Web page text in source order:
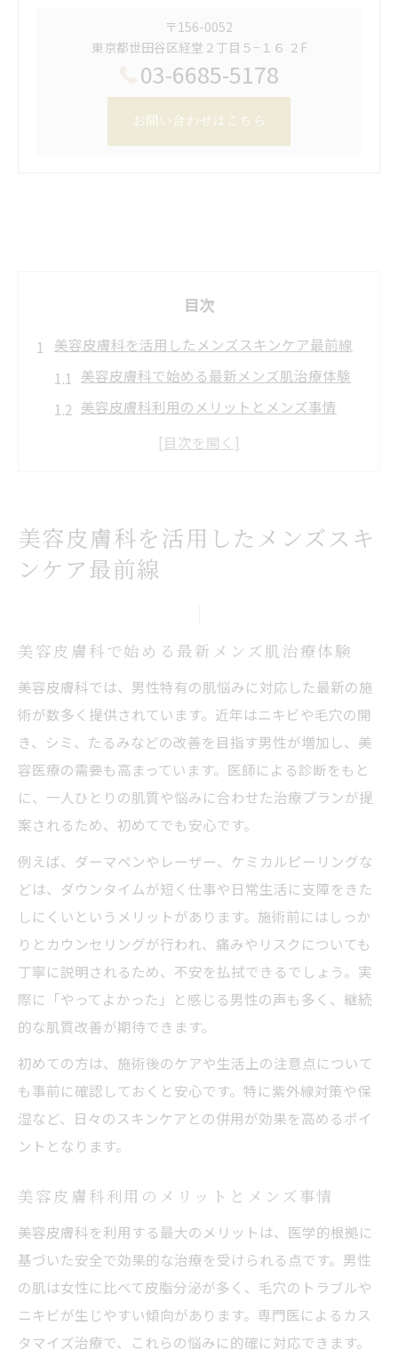
〒156-0052
東京都世田谷区経堂２丁目５−１６ ２F
03-6685-5178
お問い合わせはこちら
目次
美容皮膚科を活用したメンズスキンケア最前線
美容皮膚科で始める最新メンズ肌治療体験
美容皮膚科利用のメリットとメンズ事情
美容皮膚科が注目されるメンズスキンケア
美容皮膚科で叶う男の肌トラブル改善術
男の肌トラブル改善に美容皮膚科が選ばれる理
美容皮膚科がメンズ肌悩みに強い根拠とは
美容皮膚科でシミやくすみを改善できる理
由
美容皮膚科で男性が安心して通える工夫
メンズにおすすめの美容皮膚科治療内容
施術初心者も安心できるメンズ美容皮膚科入門
美容皮膚科初体験の男性に必要なポイント
施術前の不安を美容皮膚科で解消する方法
美容皮膚科のカウンセリングで安心できる
理由
メンズ美容皮膚科選びで注目すべき点
美容皮膚科が提案するメンズ初心者向け施
術
美容皮膚科で受けられる美肌施術の特徴
男性も納得の美容皮膚科おすすめ美肌法
美容皮膚科で人気のメンズスキンケア施術
美容皮膚科施術と自宅ケアの効果的な併用
法
悩みに寄り添う美容皮膚科の施術体験を徹底解
説
美容皮膚科で体験できるメンズ施術の流れ
美容皮膚科で相談しやすい雰囲気の理由
美容皮膚科を活用したメンズスキ
ンケア最前線
美容皮膚科で始める最新メンズ肌治療体験
美容皮膚科では、男性特有の肌悩みに対応した最新の施
術が数多く提供されています。近年はニキビや毛穴の開
き、シミ、たるみなどの改善を目指す男性が増加し、美
容医療の需要も高まっています。医師による診断をもと
に、一人ひとりの肌質や悩みに合わせた治療プランが提
案されるため、初めてでも安心です。
例えば、ダーマペンやレーザー、ケミカルピーリングな
どは、ダウンタイムが短く仕事や日常生活に支障をきた
しにくいというメリットがあります。施術前にはしっか
りとカウンセリングが行われ、痛みやリスクについても
丁寧に説明されるため、不安を払拭できるでしょう。実
際に「やってよかった」と感じる男性の声も多く、継続
的な肌質改善が期待できます。
初めての方は、施術後のケアや生活上の注意点について
も事前に確認しておくと安心です。特に紫外線対策や保
湿など、日々のスキンケアとの併用が効果を高めるポイ
ントとなります。
美容皮膚科利用のメリットとメンズ事情
美容皮膚科を利用する最大のメリットは、医学的根拠に
基づいた安全で効果的な治療を受けられる点です。男性
の肌は女性に比べて皮脂分泌が多く、毛穴のトラブルや
ニキビが生じやすい傾向があります。専門医によるカス
タマイズ治療で、これらの悩みに的確に対応できます。